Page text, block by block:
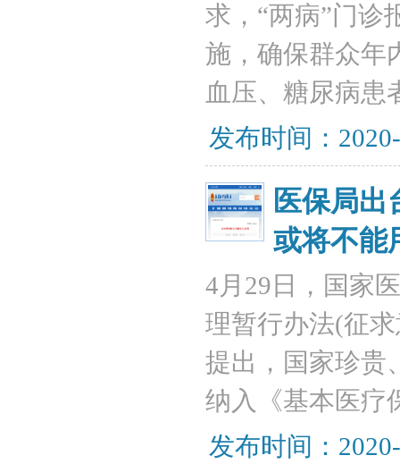
求，“两病”门诊
施，确保群众年
血压、糖尿病患
发布时间：
医保局出
或将不能
4月29日，国家
理暂行办法(征
提出，国家珍贵
纳入《基本医疗
发布时间：